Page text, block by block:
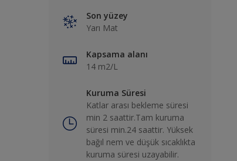
Son yüzey
Yarı Mat
Kapsama alanı
14 m2/L
Kuruma Süresi
Katlar arası bekleme süresi
min 2 saattir.Tam kuruma
süresi min.24 saattir. Yüksek
bağıl nem ve düşük sıcaklıkta
kuruma süresi uzayabilir.